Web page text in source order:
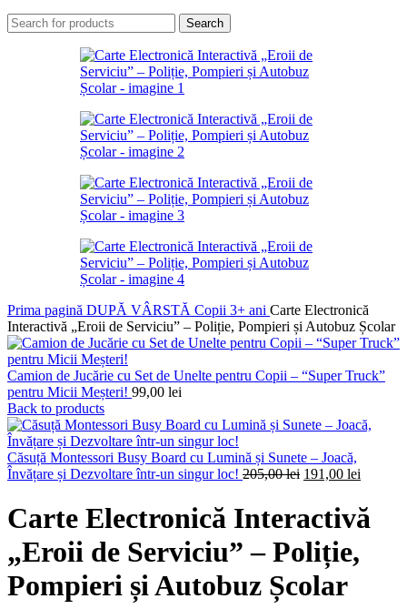
Search
Prima pagină DUPĂ VÂRSTĂ Copii 3+ ani Carte Electronică
Interactivă „Eroii de Serviciu” – Poliție, Pompieri și Autobuz Școlar
Camion de Jucărie cu Set de Unelte pentru Copii – “Super Truck”
pentru Micii Meșteri! 99,00 lei
Back to products
Căsuță Montessori Busy Board cu Lumină și Sunete – Joacă,
Învățare și Dezvoltare într-un singur loc! 205,00lei Prețul
fost:
205,00 lei.
191,00 lei
este:
191,00
Carte Electronică Interactivă
„Eroii de Serviciu” – Poliție,
Pompieri și Autobuz Școlar